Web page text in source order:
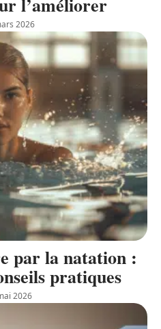
2026
par la natation :
pratiques
2026